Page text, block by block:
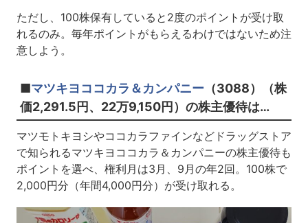
ただし、100株保有していると2度のポイントが受け取
れるのみ。毎年ポイントがもらえるわけではないため注
意しよう。
■マツキヨココカラ＆カンパニー（3088）（株
価2,291.5円、22万9,150円）の株主優待は…
マツモトキヨシやココカラファインなどドラッグストア
で知られるマツキヨココカラ＆カンパニーの株主優待も
ポイントを選べ、権利月は3月、9月の年2回。100株で
2,000円分（年間4,000円分）が受け取れる。